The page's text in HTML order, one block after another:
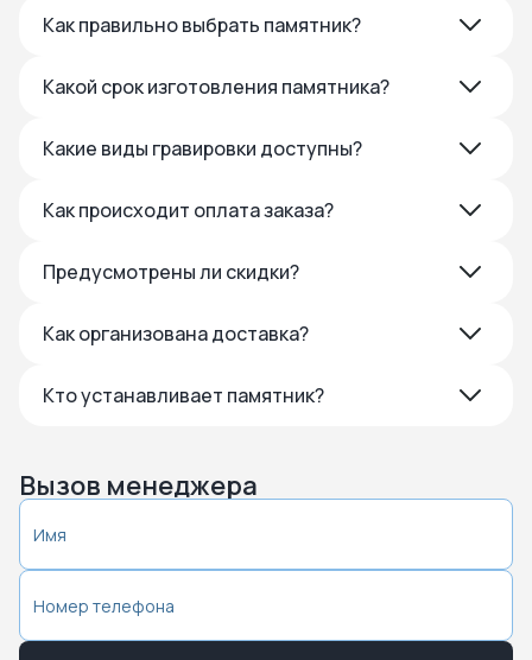
Как правильно выбрать памятник?
Какой срок изготовления памятника?
Какие виды гравировки доступны?
Как происходит оплата заказа?
Предусмотрены ли скидки?
Как организована доставка?
Кто устанавливает памятник?
Вызов менеджера